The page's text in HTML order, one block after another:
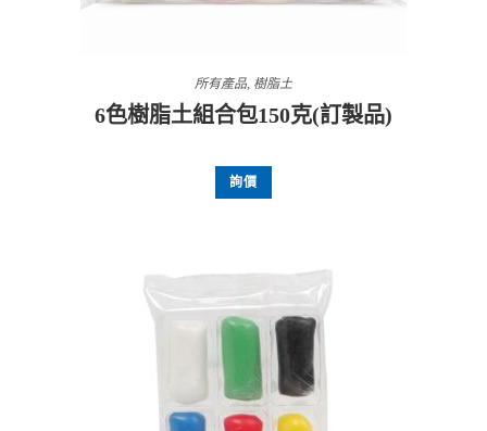
所有產品 樹脂土
6色樹脂土組合包150克(訂製品)
詢價